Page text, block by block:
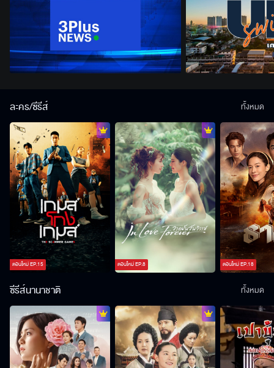
ละคร/ซีรีส์
ตอนใหม่EP.15 ตอนใหม่EP.8 ตอนใหม่EP.18
ทั้งหมด
ซีรีส์นานาชาติ ทั้งหมด